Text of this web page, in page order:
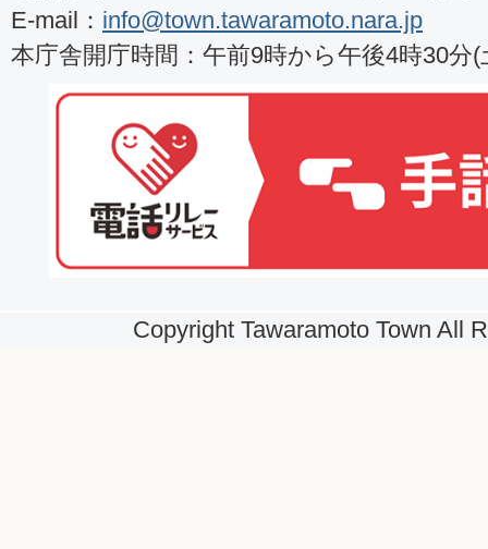
E-mail： info@town.tawaramoto.nara.jp
本庁舎開庁時間：午前9時から午後4時30分
Copyright Tawaramoto Town All